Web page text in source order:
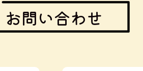
お問い合わせ